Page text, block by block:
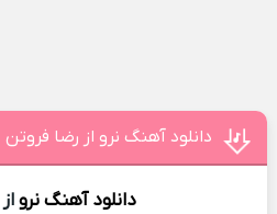
دانلود آهنگ نرو از رضا فروتن
دانلود آهنگنرواز